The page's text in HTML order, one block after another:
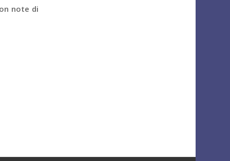
note di